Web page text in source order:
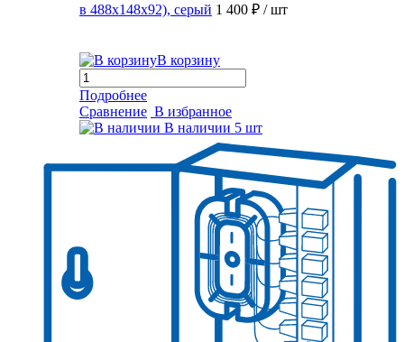
в 488х148х92), серый 1 400 ₽ / шт
В корзину
Подробнее
Сравнение В избранное
В наличии 5 шт